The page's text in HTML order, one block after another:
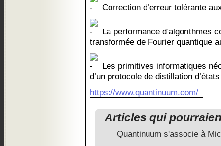
Correction d’erreur tolérante
La performance d’algorithmes
transformée de Fourier quantique
Les primitives informatiques
d’un protocole de distillation
https://www.quantinuum.com/
Articles qui
Quantinuum s'associe à